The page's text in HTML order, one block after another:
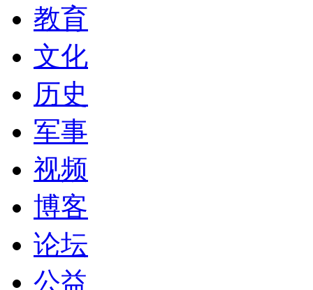
教育
文化
历史
军事
视频
博客
论坛
公益